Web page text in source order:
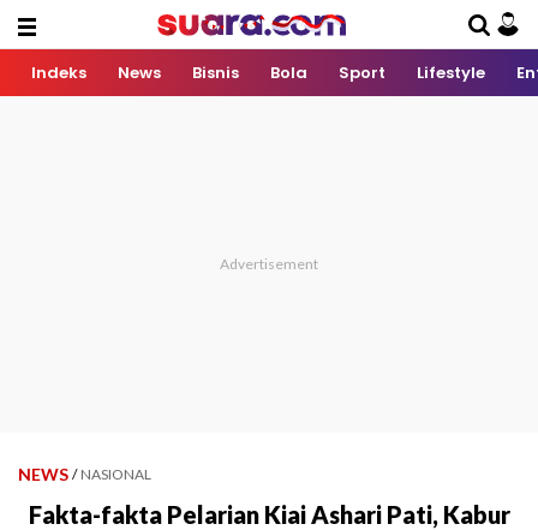
Indeks News Bisnis Bola Sport Lifestyle
NEWS / NASIONAL
Fakta-fakta Pelarian Kiai Ashari Pati, Kabur